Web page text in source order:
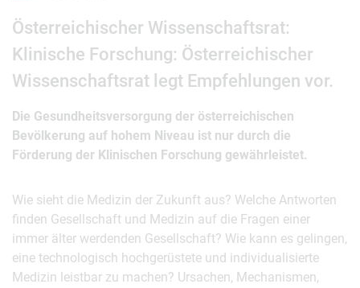
Österreichischer Wissenschaftsrat:
Klinische Forschung: Österreichischer
Wissenschaftsrat legt Empfehlungen vor.
Die Gesundheitsversorgung der österreichischen
Bevölkerung auf hohem Niveau ist nur durch die
Förderung der Klinischen Forschung gewährleistet.
Wie sieht die Medizin der Zukunft aus? Welche Antworten
finden Gesellschaft und Medizin auf die Fragen einer
immer älter werdenden Gesellschaft? Wie kann es gelingen,
eine technologisch hochgerüstete und individualisierte
Medizin leistbar zu machen? Ursachen, Mechanismen,